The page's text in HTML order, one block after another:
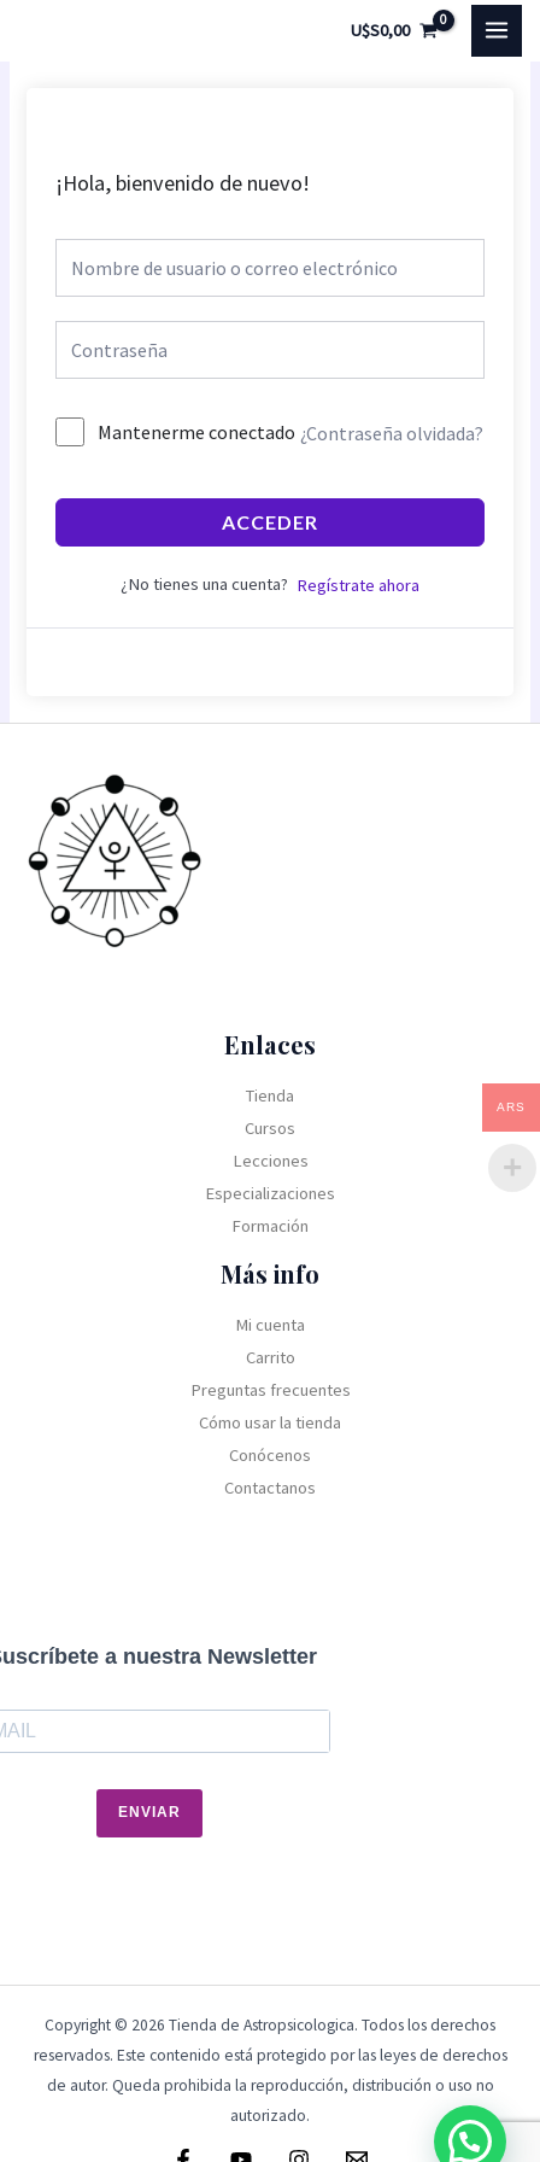
U$S0,00
¡Hola, bienvenido de nuevo!
Mantenerme conectado ¿Contraseña olvidada?
ACCEDER
¿No tienes una cuenta? Regístrate ahora
Enlaces
Tienda
Cursos
Lecciones
Especializaciones
Formación
Más info
Mi cuenta
Carrito
Preguntas frecuentes
Cómo usar la tienda
Conócenos
Contactanos
a nuestra Newsletter
ENVIAR
Copyright © 2026 Tienda de Astropsicologica. Todos los derechos
reservados. Este contenido está protegido por las leyes de derechos
de autor. Queda prohibida la reproducción, distribución o uso no
autorizado.
ARS